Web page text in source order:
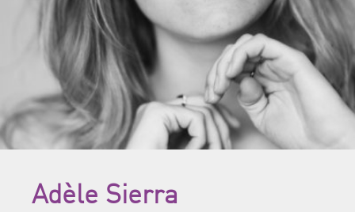
Adèle Sierra